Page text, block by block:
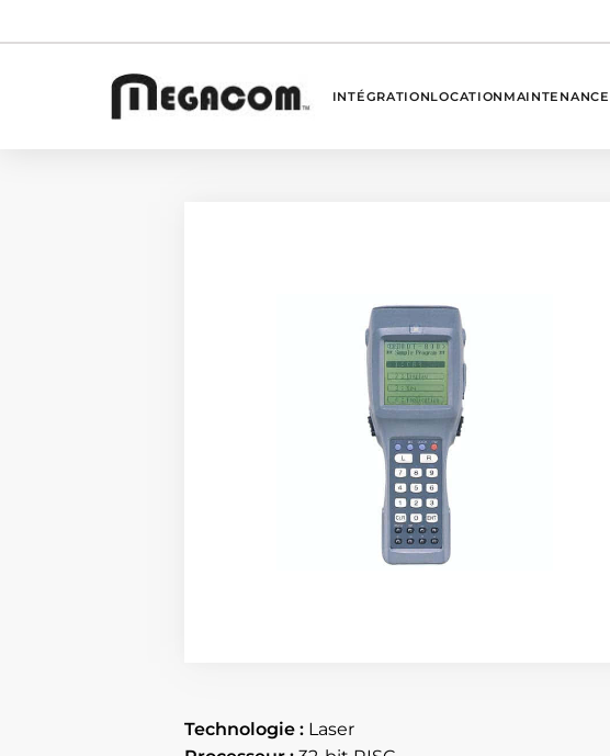
INTÉGRATIONLOCATION MAINTENANCE
Technologie : Laser